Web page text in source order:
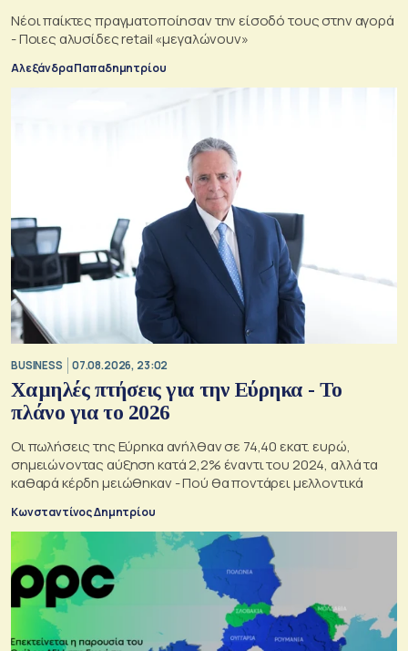
Νέοι παίκτες πραγματοποίησαν την είσοδό τους στην αγορά
- Ποιες αλυσίδες retail «μεγαλώνουν»
Αλεξάνδρα Παπαδημητρίου
BUSINESS 07.08.2026, 23:02
Χαμηλές πτήσεις για την Εύρηκα - Το
πλάνο για το 2026
Οι πωλήσεις της Εύρηκα ανήλθαν σε 74,40 εκατ. ευρώ,
σημειώνοντας αύξηση κατά 2,2% έναντι του 2024, αλλά τα
καθαρά κέρδη μειώθηκαν - Πού θα ποντάρει μελλοντικά
Κωνσταντίνος Δημητρίου